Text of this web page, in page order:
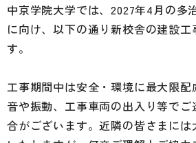
中京学院大学では、2027年4月の多
に向け、以下の通り新校舎の建設工
す。
工事期間中は安全・環境に最大限
音や振動、工事車両の出入り等で
合がございます。近隣の皆さまに